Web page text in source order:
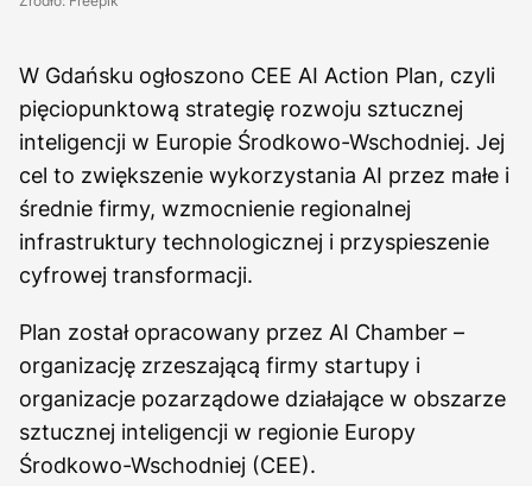
W Gdańsku ogłoszono CEE AI Action Plan, czyli
pięciopunktową strategię rozwoju sztucznej
inteligencji w Europie Środkowo-Wschodniej. Jej
cel to zwiększenie wykorzystania AI przez małe i
średnie firmy, wzmocnienie regionalnej
infrastruktury technologicznej i przyspieszenie
cyfrowej transformacji.
Plan został opracowany przez AI Chamber –
organizację zrzeszającą firmy startupy i
organizacje pozarządowe działające w obszarze
sztucznej inteligencji w regionie Europy
Środkowo-Wschodniej (CEE).